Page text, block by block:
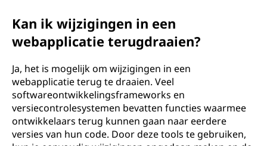
Kan ik wijzigingen in een
webapplicatie terugdraaien?
Ja, het is mogelijk om wijzigingen in een
webapplicatie terug te draaien. Veel
softwareontwikkelingsframeworks en
versiecontrolesystemen bevatten functies waarmee
ontwikkelaars terug kunnen gaan naar eerdere
versies van hun code. Door deze tools te gebruiken,